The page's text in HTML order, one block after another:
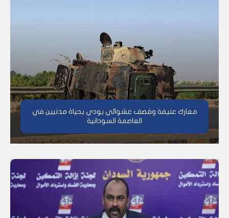
معارك عنيفة وقصف عشوائي يودي بحياة مدنيين في
العاصمة السودانية